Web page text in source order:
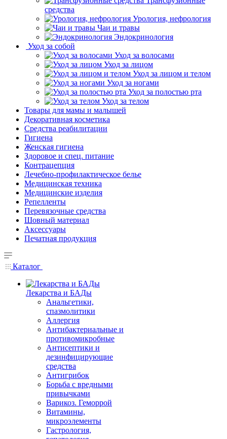
средства
Урология, нефрология
Чаи и травы
Эндокринология
Уход за собой
Уход за волосами
Уход за лицом
Уход за лицом и телом
Уход за ногами
Уход за полостью рта
Уход за телом
Товары для мамы и малышей
Декоративная косметика
Средства реабилитации
Гигиена
Женская гигиена
Здоровое и спец. питание
Контрацепция
Лечебно-профилактическое белье
Медицинская техника
Медицинские изделия
Репелленты
Перевязочные средства
Шовный материал
Аксессуары
Печатная продукция
Каталог
Лекарства и БАДы
Анальгетики,
спазмолитики
Аллергия
Антибактериальные и
противомикробные
Антисептики и
дезинфицирующие
средства
Антигрибок
Борьба с вредными
привычками
Варикоз. Геморрой
Витамины,
микроэлементы
Гастрология,